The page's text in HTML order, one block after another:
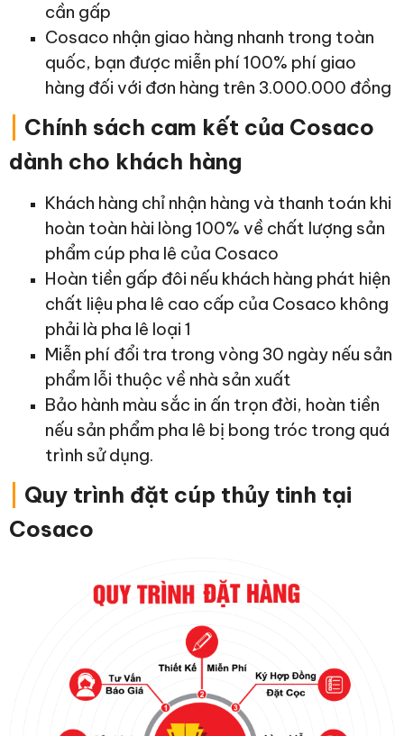
cần gấp
Cosaco nhận giao hàng nhanh trong toàn
quốc, bạn được miễn phí 100% phí giao
hàng đối với đơn hàng trên 3.000.000 đồng
Chính sách cam kết của Cosaco
dành cho khách hàng
Khách hàng chỉ nhận hàng và thanh toán khi
hoàn toàn hài lòng 100% về chất lượng sản
phẩm cúp pha lê của Cosaco
Hoàn tiền gấp đôi nếu khách hàng phát hiện
chất liệu pha lê cao cấp của Cosaco không
phải là pha lê loại 1
Miễn phí đổi tra trong vòng 30 ngày nếu sản
phẩm lỗi thuộc về nhà sản xuất
Bảo hành màu sắc in ấn trọn đời, hoàn tiền
nếu sản phẩm pha lê bị bong tróc trong quá
trình sử dụng.
Quy trình đặt cúp thủy tinh tại
Cosaco